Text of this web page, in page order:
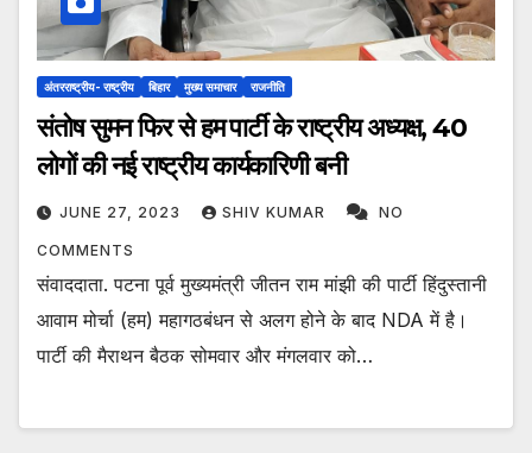
अंतरराष्ट्रीय- राष्ट्रीय बिहार मुख्य समाचार राजनीति
संतोष सुमन फिर से हम पार्टी के राष्ट्रीय अध्यक्ष, 40
लोगों की नई राष्ट्रीय कार्यकारिणी बनी
JUNE 27, 2023 SHIV KUMAR NO
COMMENTS
संवाददाता. पटना पूर्व मुख्यमंत्री जीतन राम मांझी की पार्टी हिंदुस्तानी
आवाम मोर्चा (हम) महागठबंधन से अलग होने के बाद NDA में है।
पार्टी की मैराथन बैठक सोमवार और मंगलवार को…